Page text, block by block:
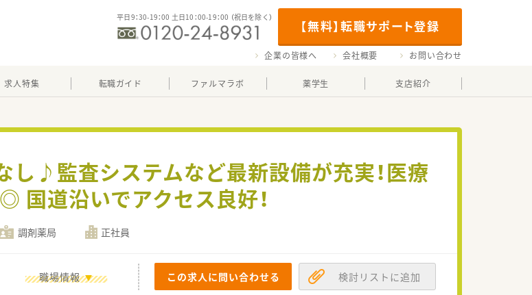
【無料】転職サポート登録
平日9：30-19：00 土日10：00-19：00 （祝日を除く）
企業の皆様へ 会社概要 お問い合わせ
求人特集 転職ガイド ファルマラボ 薬学生 支店紹介
し♪監査システムなど最新設備が充実！医療
国道沿いでアクセス良好！
調剤薬局 正社員
職場情報 この求人に問い合わせる 検討リストに追加